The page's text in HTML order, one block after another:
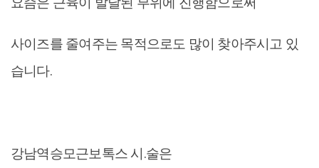
사이즈를 줄여주는 목적으로도 많이 찾아주시고 있
습니다.
강남역승모근보톡스 시.술은